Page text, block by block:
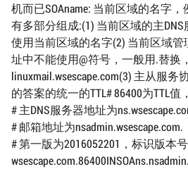
机而已SOAname: 当前区域的名字，
有多部分组成:(1) 当前区域的主DNS
使用当前区域的名字(2) 当前区域
址中不能使用@符号，一般用.替换
linuxmail.wsescape.com(3) 主从服
的答案的统一的TTL# 86400为TTL值
# 主DNS服务器地址为
# 邮箱地址为nsadmin.wsescape.com.
# 第一版为2016052201，标识版本号